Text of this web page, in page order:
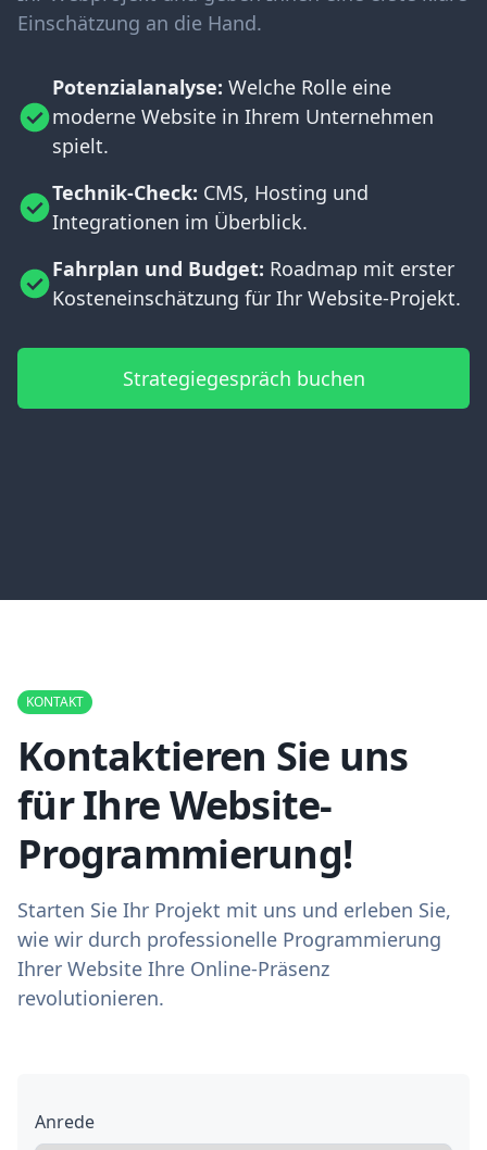
Einschätzung an die Hand.
Potenzialanalyse: Welche Rolle eine
moderne Website in Ihrem Unternehmen
spielt.
Technik-Check: CMS, Hosting und
Integrationen im Überblick.
Fahrplan und Budget: Roadmap mit erster
Kosteneinschätzung für Ihr Website-Projekt.
Strategiegespräch buchen
KONTAKT
Kontaktieren Sie uns
für Ihre Website-
Programmierung!
Starten Sie Ihr Projekt mit uns und erleben Sie,
wie wir durch professionelle Programmierung
Ihrer Website Ihre Online-Präsenz
revolutionieren.
Anrede